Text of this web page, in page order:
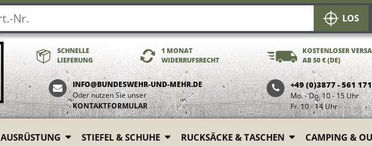
LOS
SCHNELLE
LIEFERUNG
1 MONAT
WIDERRUFSRECHT
KOSTENLOSER
AB 50 € (DE)
INFO@BUNDESWEHR-UND-MEHR.DE
Oder nutzen Sie unser
KONTAKTFORMULAR
+49 (0)3877 - 561 171
Mo. - Do. 10 - 15 Uhr
Fr. 10 - 14 Uhr
AUSRÜSTUNG STIEFEL & SCHUHE RUCKSÄCKE & TASCHEN CAMPING &